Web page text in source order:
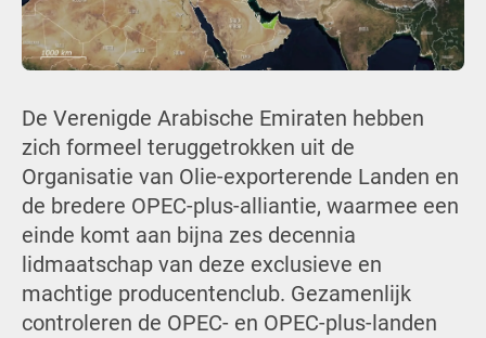
De Verenigde Arabische Emiraten hebben
zich formeel teruggetrokken uit de
Organisatie van Olie-exporterende Landen en
de bredere OPEC-plus-alliantie, waarmee een
einde komt aan bijna zes decennia
lidmaatschap van deze exclusieve en
machtige producentenclub. Gezamenlijk
controleren de OPEC- en OPEC-plus-landen